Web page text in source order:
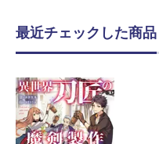
最近チェックした商品